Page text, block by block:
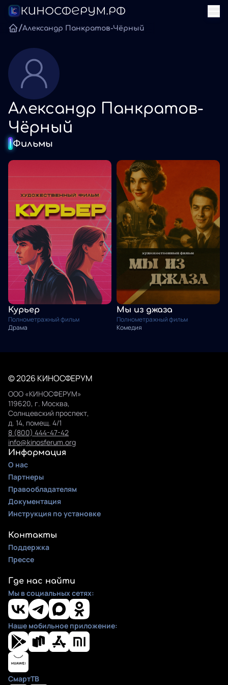
/Александр Панкратов-Чёрный
Александр Панкратов-
Чёрный
Фильмы
Курьер
Полнометражный фильм
Драма
Мы из джаза
Полнометражный фильм
Комедия
© 2026 КИНОСФЕРУМ
ООО «КИНОСФЕРУМ»
119620, г. Москва,
Солнцевский проспект,
д. 14, помещ. 4/1
8 (800) 444-47-42
info@kinosferum.org
Информация
О нас
Партнеры
Правообладателям
Документация
Инструкция по установке
Контакты
Поддержка
Прессе
Где нас найти
Мы в социальных сетях:
Наше мобильное приложение:
СмартТВ